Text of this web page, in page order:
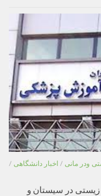
ودر مانی / اخبار دانشگاهی /
در سیستان و